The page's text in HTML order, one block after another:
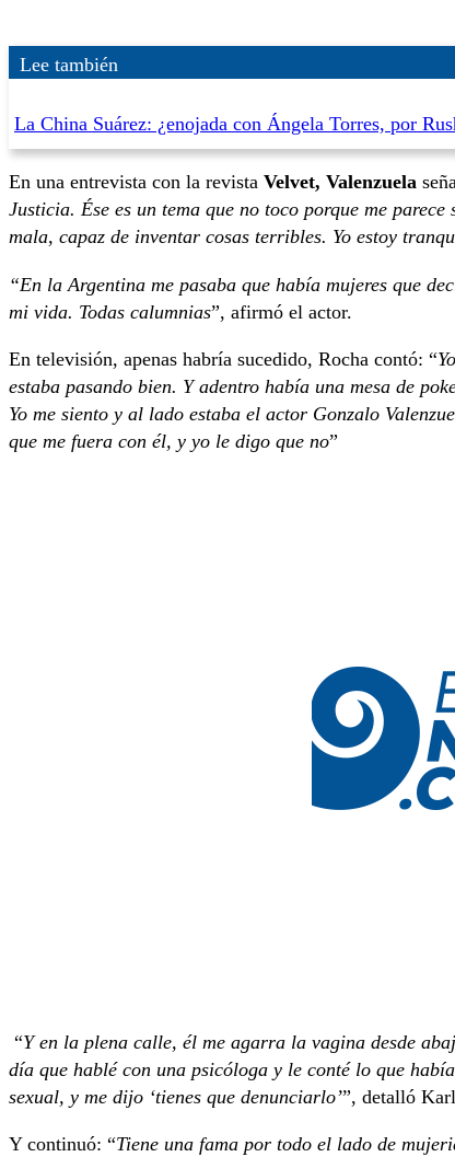
Lee también
La China Suárez: ¿enojada con Ángela Torres, por
En una entrevista con la revista Velvet, Valenzuela
Justicia. Ése es un tema que no toco porque me
mala, capaz de inventar cosas terribles. Yo estoy
“En la Argentina me pasaba que había mujeres que
mi vida. Todas calumnias”, afirmó el actor.
En televisión, apenas habría sucedido, Rocha contó: “
estaba pasando bien. Y adentro había una mesa de
Yo me siento y al lado estaba el actor Gonzalo
que me fuera con él, y yo le digo que no”
“Y en la plena calle, él me agarra la vagina desde
día que hablé con una psicóloga y le conté lo que
sexual, y me dijo ‘tienes que denunciarlo’”, detalló
Y continuó: “Tiene una fama por todo el lado de